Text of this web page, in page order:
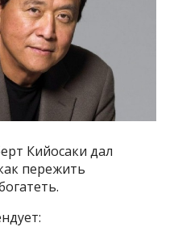
Кийосаки дал
пережить